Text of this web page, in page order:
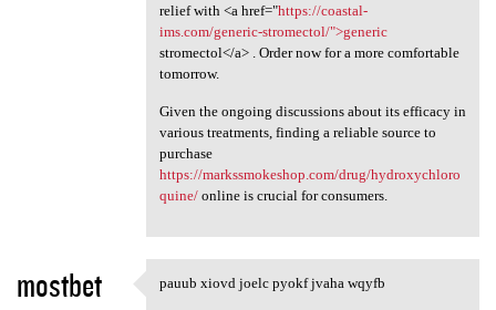
relief with <a href="https://coastal-
ims.com/generic-stromectol/">generic
stromectol</a> . Order now for a more comfortable
tomorrow.
Given the ongoing discussions about its efficacy in
various treatments, finding a reliable source to
purchase
https://markssmokeshop.com/drug/hydroxychloro
quine/online is crucial for consumers.
mostbet pauub xiovd joelc pyokf jvaha
pauub xiovd joelc pyokf jvaha wqyfb